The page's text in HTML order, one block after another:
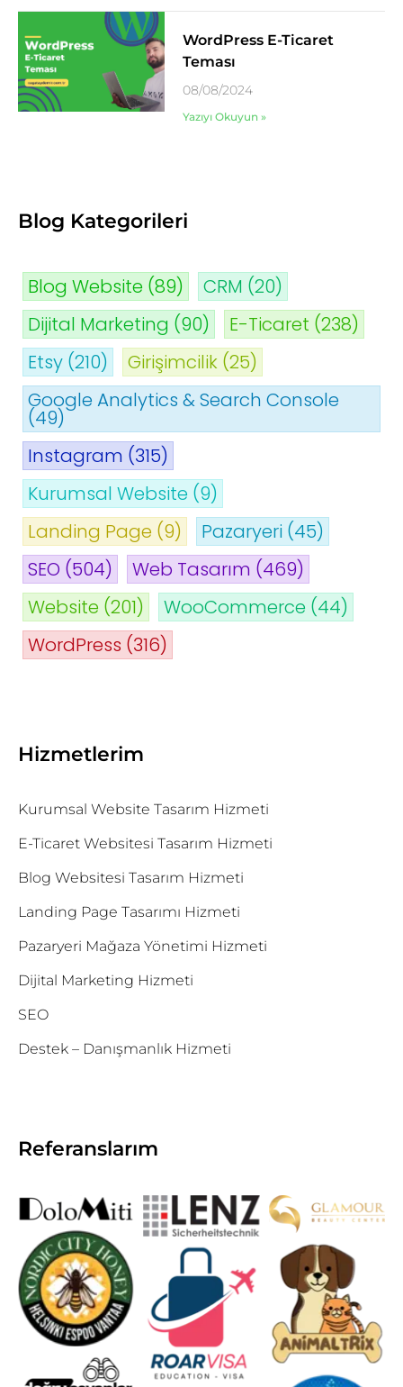
WordPress E-Ticaret
Teması
08/08/2024
Yazıyı Okuyun »
Blog Kategorileri
Blog Website (89) CRM (20)
Dijital Marketing (90) E-Ticaret (238)
Etsy (210) Girişimcilik (25)
Google Analytics & Search Console
(49)
Instagram (315)
Kurumsal Website (9)
Landing Page (9) Pazaryeri (45)
SEO (504) Web Tasarım (469)
Website (201) WooCommerce (44)
WordPress (316)
Hizmetlerim
Kurumsal Website Tasarım Hizmeti
E-Ticaret Websitesi Tasarım Hizmeti
Blog Websitesi Tasarım Hizmeti
Landing Page Tasarımı Hizmeti
Pazaryeri Mağaza Yönetimi Hizmeti
Dijital Marketing Hizmeti
SEO
Destek – Danışmanlık Hizmeti
Referanslarım